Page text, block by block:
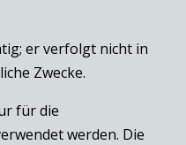
er verfolgt nicht in
Zwecke.
für die
werden. Die